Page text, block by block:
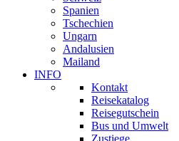
Spanien
Tschechien
Ungarn
Andalusien
Mailand
INFO
Kontakt
Reisekatalog
Reisegutschein
Bus und Umwelt
Zustiege